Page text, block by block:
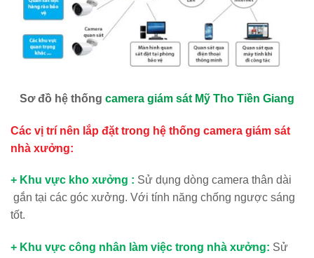
Sơ đồ hệ thống camera giám sát Mỹ Tho Tiền Giang
Các vị trí nên lắp đặt trong hệ thống camera giám sát
nhà xưởng:
+ Khu vực kho xưởng : Sử dụng dòng camera thân dài
gắn tại các góc xưởng. Với tính năng chống ngược sáng
tốt.
+ Khu vực công nhân làm việc trong nhà xưởng: Sử